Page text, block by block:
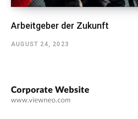
Arbeitgeber der Zukunft
AUGUST 24, 2023